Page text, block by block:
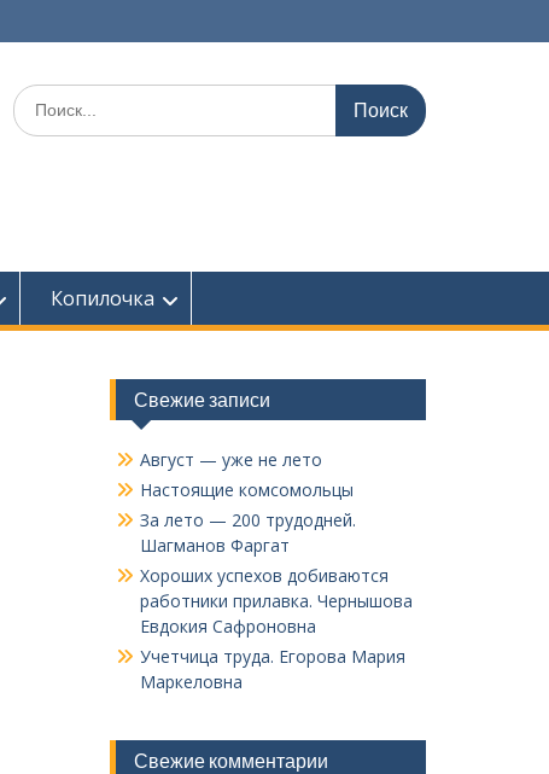
Поиск
по:
Копилочка
Свежие записи
Август — уже не лето
Настоящие комсомольцы
За лето — 200 трудодней.
Шагманов Фаргат
Хороших успехов добиваются
работники прилавка. Чер­нышова
Евдокия Сафроновна
Учетчица труда. Его­рова Мария
Маркеловна
Свежие комментарии